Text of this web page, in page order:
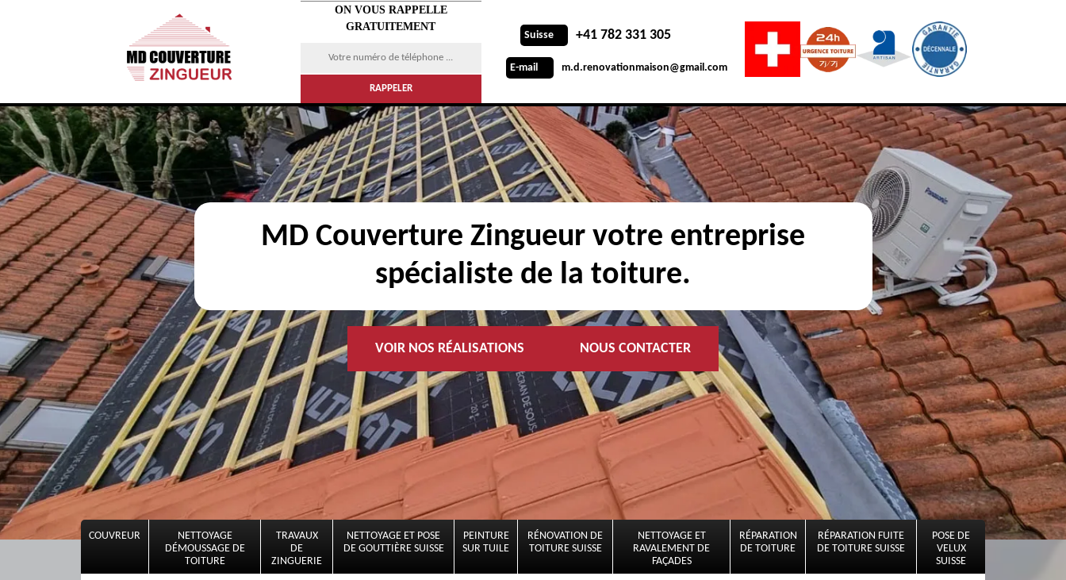
ON VOUS RAPPELLE
GRATUITEMENT
Suisse +41 782 331 305
E-mail m.d.renovationmaison@gmail.com
MD Couverture Zingueur votre entreprise
spécialiste de la toiture.
VOIR NOS RÉALISATIONS NOUS CONTACTER
COUVREUR
NETTOYAGE
DÉMOUSSAGE DE
TOITURE
TRAVAUX
DE
ZINGUERIE
NETTOYAGE ET POSE
DE GOUTTIÈRE SUISSE
PEINTURE
SUR TUILE
RÉNOVATION DE
TOITURE SUISSE
NETTOYAGE ET
RAVALEMENT DE
FAÇADES
RÉPARATION
DE TOITURE
RÉPARATION FUITE
DE TOITURE SUISSE
POSE DE
VELUX
SUISSE